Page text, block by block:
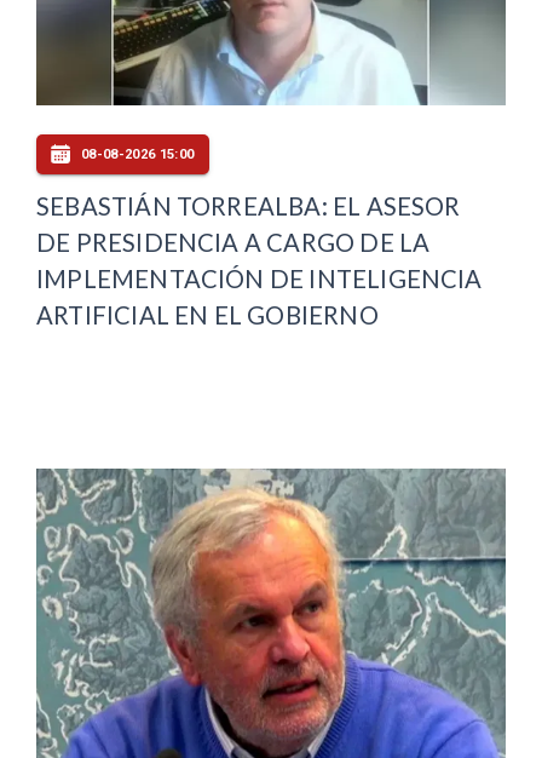
08-08-2026 15:00
SEBASTIÁN TORREALBA: EL ASESOR
DE PRESIDENCIA A CARGO DE LA
IMPLEMENTACIÓN DE INTELIGENCIA
ARTIFICIAL EN EL GOBIERNO